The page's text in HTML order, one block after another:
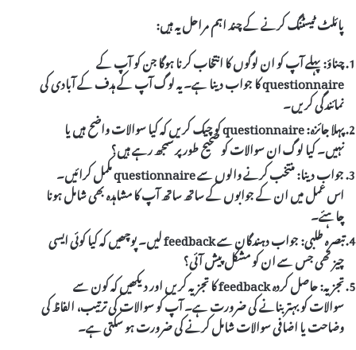
پائلٹ ٹیسٹنگ کرنے کے چند اہم مراحل یہ ہیں:
چناؤ:پہلے آپ کو ان لوگوں کا انتخاب کرنا ہوگا جن کو آپ کے
questionnaire کا جواب دینا ہے۔ یہ لوگ آپ کے ہدف کے آبادی کی
نمائندگی کریں۔
پہلا جائزہ:
questionnaire کو چیک کریں کہ کیا سوالات واضح ہیں یا
نہیں۔ کیا لوگ ان سوالات کو صحیح طور پر سمجھ رہے ہیں؟
جواب دینا:
منتخب کرنے والوں سے questionnaire مکمل کرائیں۔
اس عمل میں ان کے جوابوں کے ساتھ ساتھ آپ کا مشاہدہ بھی شامل ہونا
چاہئے۔
تبصرہ طلبی:
جواب دہندگان سے feedback لیں۔ پوچھیں کہ کیا کوئی ایسی
چیز تھی جس سے ان کو مشکل پیش آئی؟
تجزیہ:
حاصل کردہ feedback کا تجزیہ کریں اور دیکھیں کہ کون سے
سوالات کو بہتر بنانے کی ضرورت ہے۔ آپ کو سوالات کی ترتیب، الفاظ کی
وضاحت یا اضافی سوالات شامل کرنے کی ضرورت ہو سکتی ہے۔